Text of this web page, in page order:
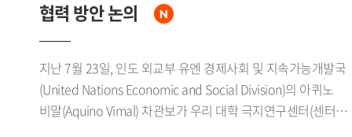
상상 의 형벌로 전환되었으며, 중형인 동시에 사형을 감면하는
황제의 은혜라는 이중적 성격을 지녔음을 강조했다.이번
실상을 함께 검토하고, 한 당 사이에 진행된 형벌제도의
장기적인 변화를 이해하는 뜻깊은 자리였다. 특히 유배가
단순한 형벌에 그치지 않고 국가권력에 의한 인구 이동과 변경
협력 방안 논의
지난 7월 23일, 인도 외교부 유엔 경제사회 및 지속가능개발국
(United Nations Economic and Social Division)의 아퀴노
비말(Aquino Vimal) 차관보가 우리 대학 극지연구센터(센터장